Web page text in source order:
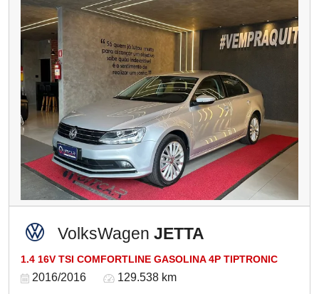
VolksWagen JETTA
1.4 16V TSI COMFORTLINE GASOLINA 4P TIPTRONIC
2016/2016 129.538 km